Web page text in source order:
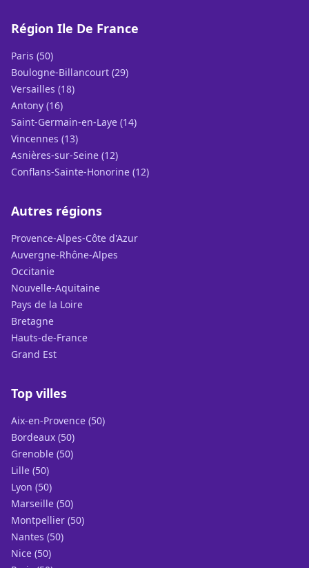
Région Ile De France
Paris (50)
Boulogne-Billancourt (29)
Versailles (18)
Antony (16)
Saint-Germain-en-Laye (14)
Vincennes (13)
Asnières-sur-Seine (12)
Conflans-Sainte-Honorine (12)
Autres régions
Provence-Alpes-Côte d'Azur
Auvergne-Rhône-Alpes
Occitanie
Nouvelle-Aquitaine
Pays de la Loire
Bretagne
Hauts-de-France
Grand Est
Top villes
Aix-en-Provence (50)
Bordeaux (50)
Grenoble (50)
Lille (50)
Lyon (50)
Marseille (50)
Montpellier (50)
Nantes (50)
Nice (50)